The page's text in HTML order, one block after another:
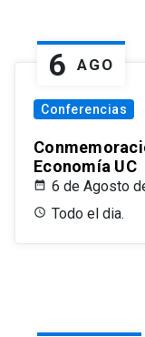
6 AGO
Conferencias
Economía UC
6 de Agosto
Todo el dia.